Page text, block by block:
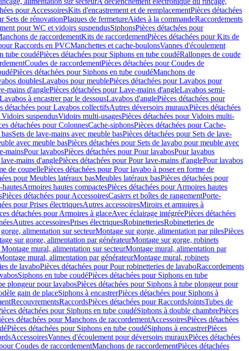
pour AccessoiresKits d'encastrement et de remplacementPièces détachées
Sets de rénovationPlaques de fermetureAides à la commandeRaccordements
pour WC et vidoirs suspendusSiphonsPièces détachées pour
de raccordementKits de raccordementPièces détachées pour Kits de
Raccords en PVCManchettes et cache-boulonsVannes d'écoulement
tube coudéPièces détachées pour Siphons en tube coudéRallonges de coude
Coudes de raccordementPièces détachées pour Coudes de
Pièces détachées pour Siphons en tube coudéManchons de
doublesLavabos pour meublePièces détachées pour Lavabos pour
mains d'anglePièces détachées pour Lave-mains d'angleLavabos semi-
à encastrer par le dessousLavabos d'anglePièces détachées pour
détachées pour Lavabos collectifsAutres déversoirs murauxPièces détachées
Vidoirs suspendusVidoirs multi-usagesPièces détachées pour Vidoirs multi-
détachées pour ColonnesCache-siphonsPièces détachées pour Cache-
Sets de lave-mains avec meuble basPièces détachées pour Sets de lave-
avec meuble basPièces détachées pour Sets de lavabo pour meuble avec
mainsPour lavabosPièces détachées pour Pour lavabosPour lavabos
mains d'anglePièces détachées pour Pour lave-mains d'anglePour lavabos
de coupellePièces détachées pour Pour lavabo à poser en forme de
pour Meubles latéraux basMeubles latéraux basPièces détachées pour
hautesArmoires hautes compactesPièces détachées pour Armoires hautes
Pièces détachées pour AccessoiresCasiers et boîtes de rangementPorte-
pour Prises électriquesAutres accessoiresMiroirs et armoires à
détachées pour Armoires à glaceAvec éclairage intégréePièces détachées
Autres accessoiresPrises électriquesRobinetteriesRobinetteries de
alimentation sur secteurMontage sur gorge, alimentation par pilesPièces
sur gorge, alimentation par générateurMontage sur gorge, robinets
Montage mural, alimentation sur secteurMontage mural, alimentation par
mural, alimentation par générateurMontage mural, robinets
de lavaboPièces détachées pour Pour robinetteries de lavaboRaccordements
Siphons en tube coudéPièces détachées pour Siphons en tube
plongeur pour lavabosPièces détachées pour Siphons à tube plongeur pour
gain de placeSiphons à encastrerPièces détachées pour Siphons à
RecouvrementsRaccordsPièces détachées pour RaccordsJointsTubes de
détachées pour Siphons en tube coudéSiphons à double chambrePièces
détachées pour Manchons de raccordementAccessoiresPièces détachées
Pièces détachées pour Siphons en tube coudéSiphons à encastrerPièces
AccessoiresVannes d'écoulement pour déversoirs murauxPièces détachées
Coudes de raccordementManchons de raccordementPièces détachées